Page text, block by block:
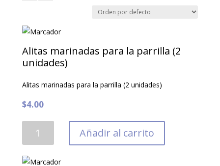
Alitas marinadas para la parrilla (2
unidades)
Alitas marinadas para la parrilla (2 unidades)
$4.00
marinadas
Añadir al carrito